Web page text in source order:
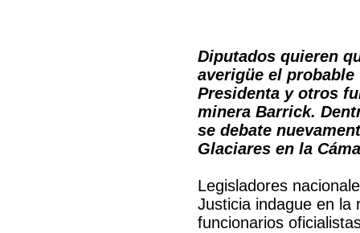
Diputados quieren
averigüe el
Presidenta y otros
minera Barrick.
se debate
Glaciares en la
Legisladores
Justicia indague en la
funcionarios